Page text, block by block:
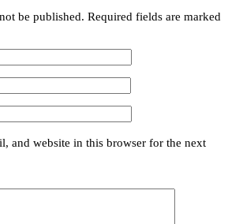
be published. Required fields are marked
and website in this browser for the next